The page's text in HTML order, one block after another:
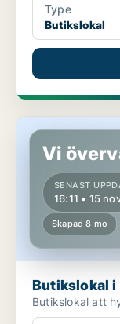
Type
Butikslokal
Butikslokal i
Vi
SENAST
16:11 • 15
Skapad 8 mo
Butikslokal i
Butikslokal att